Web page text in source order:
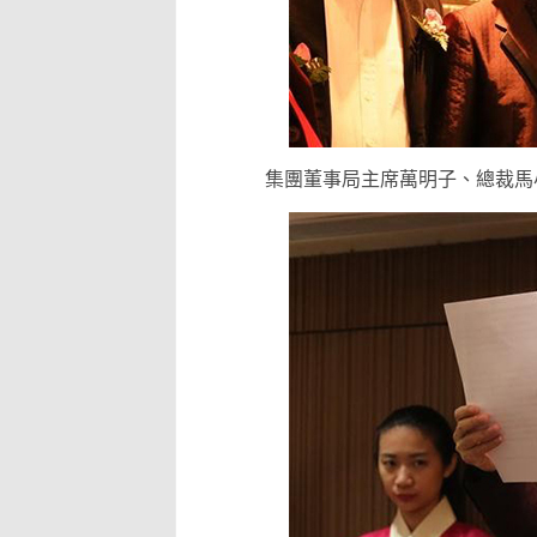
集團董事局主席萬明子、總裁